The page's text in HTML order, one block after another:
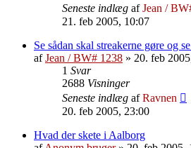
Seneste indlæg afJean /
21. feb 2005, 10:07
Se sådan skal streakerne gøre og
afJean / BW# 1238 » 20. feb
1 Svar
2688 Visninger
Seneste indlæg afRavnen
20. feb 2005, 23:00
Hvad der skete i Aalborg